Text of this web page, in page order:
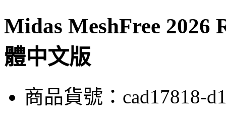
Midas MeshFree 2026
體中文版
商品貨號：cad17818-